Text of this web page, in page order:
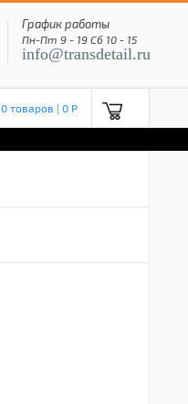
График работы
Пн-Пт 9 - 19 Сб 10 - 15
info@transdetail.ru
0 товаров | 0 P